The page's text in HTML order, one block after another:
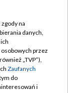
na
danych,
przez
„TVP”),
Zaufanych
do
i